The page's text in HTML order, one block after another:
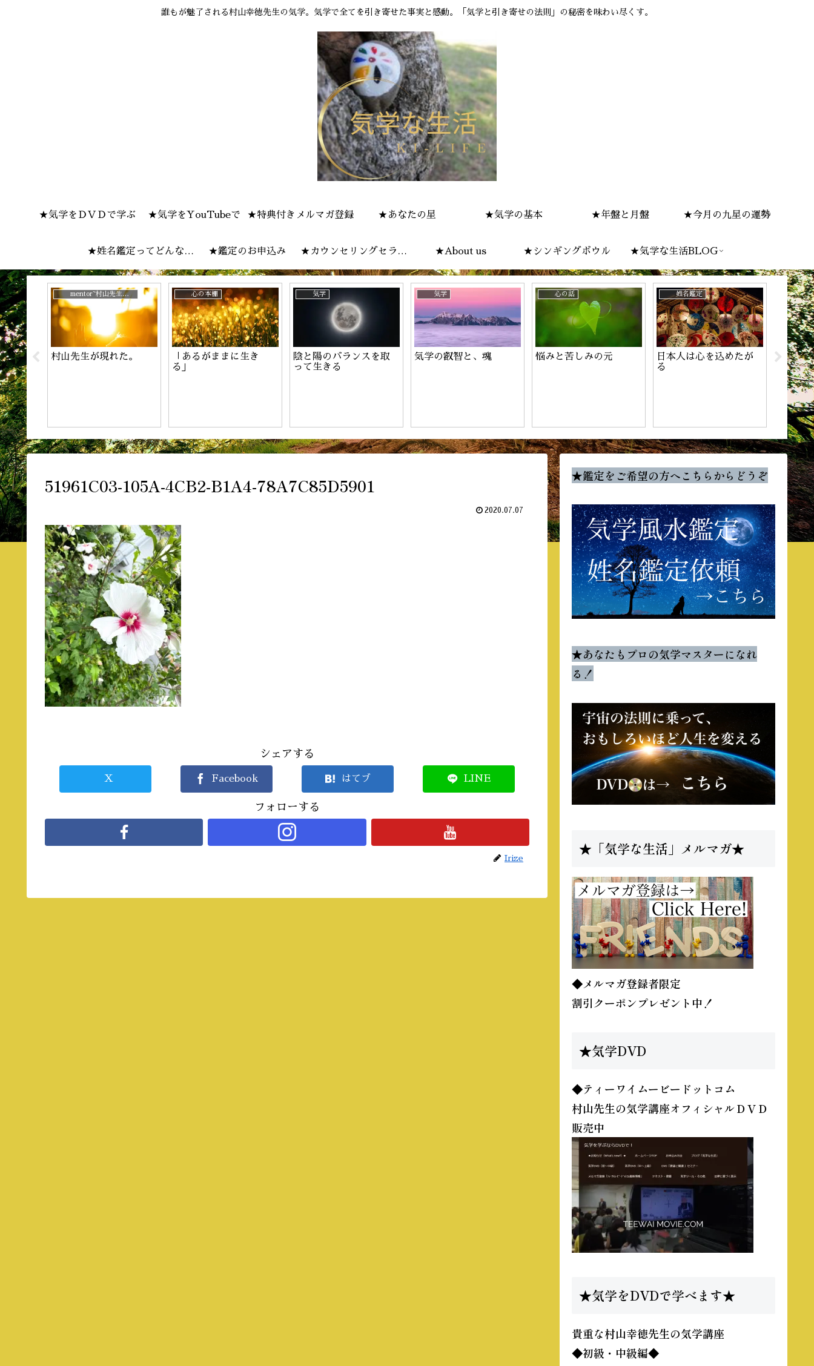
誰もが魅了される村山幸徳先生の気学。気学で全てを引き寄せた事実と感動。「気学と引き寄せの法則」の秘密を味わい尽くす。
★気学をＤＶＤで学ぶ ★気学をYouTubeで ★特典付きメルマガ登録 ★あなたの星 ★気学の基本 ★年盤と月盤 ★今月の九星の運勢
★姓名鑑定ってどんな感
じ？
★鑑定のお申込み ★カウンセリングセラピ
ーのお申込み
★About us ★シンギングボウル ★気学な生活BLOG
姓名鑑定
日本人は心を込めたが
る
姓名鑑定
チャンスを見逃さない
姓名鑑定
鑑定士になるには？ 言霊の力
心の話
見えない世界
姓名鑑定
姓名は生命
気学
自分軸あります
51961C03-105A-4CB2-B1A4-78A7C85D5901
2020.07.07
シェアする
X Facebook はてブ LINE
フォローする
Irize
★鑑定をご希望の方へこちらからどうぞ
★あなたもプロの気学マスターになれ
る！
★「気学な生活」メルマガ★
◆メルマガ登録者限定
割引クーポンプレゼント中！
★気学DVD
◆ティーワイムービードットコム
村山先生の気学講座オフィシャルＤＶＤ
販売中
★気学をDVDで学べます★
貴重な村山幸徳先生の気学講座
◆初級・中級編◆